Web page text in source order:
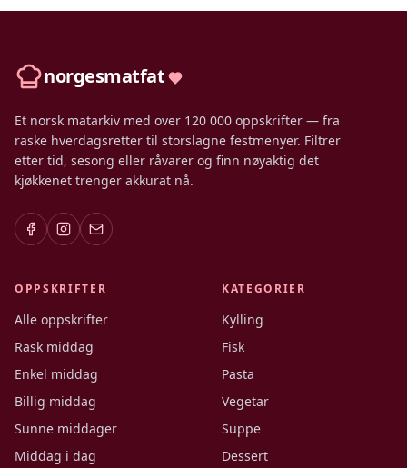
norgesmatfat
Et norsk matarkiv med over 120 000 oppskrifter — fra
raske hverdagsretter til storslagne festmenyer. Filtrer
etter tid, sesong eller råvarer og finn nøyaktig det
kjøkkenet trenger akkurat nå.
OPPSKRIFTER
Alle oppskrifter
Rask middag
Enkel middag
Billig middag
Sunne middager
Middag i dag
KATEGORIER
Kylling
Fisk
Pasta
Vegetar
Suppe
Dessert